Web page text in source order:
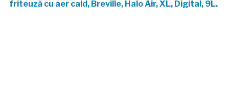
friteuză cu aer cald, Breville, Halo Air, XL, Digital, 9L.